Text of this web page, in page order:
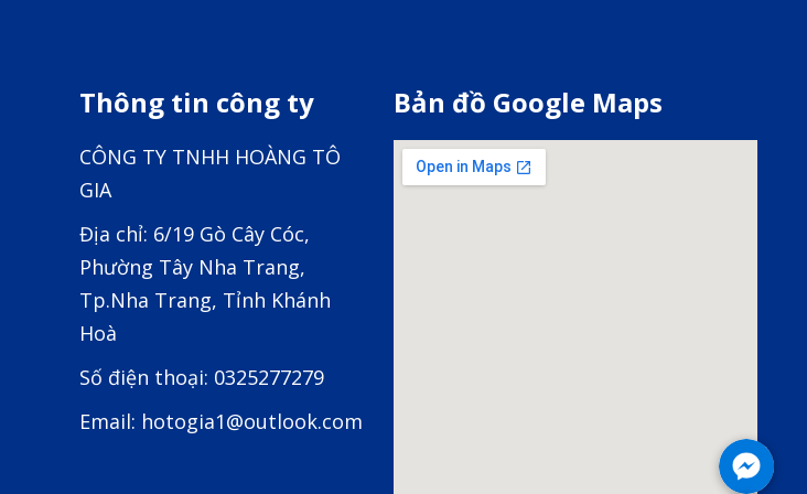
Thông tin công ty
CÔNG TY TNHH HOÀNG TÔ
GIA
Địa chỉ: 6/19 Gò Cây Cóc,
Phường Tây Nha Trang,
Tp.Nha Trang, Tỉnh Khánh
Hoà
Số điện thoại: 0325277279
Email: hotogia1@outlook.com
Bản đồ Google Maps